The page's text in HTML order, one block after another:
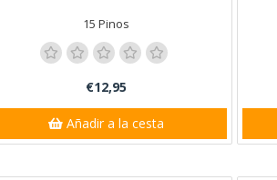
15 Pinos
€12,95
Añadir a la cesta